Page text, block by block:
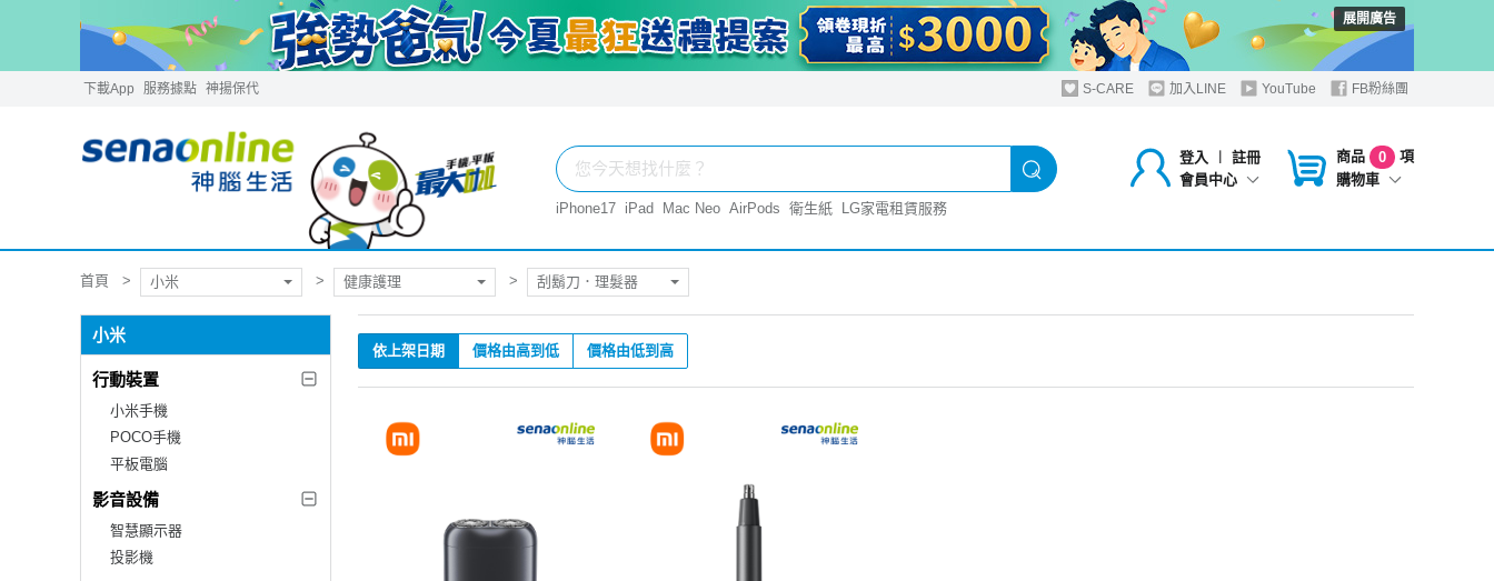
展開廣告
下載App 服務據點 神揚保代 S-CARE 加入LINE YouTube FB粉絲團
登入 ︱
註冊
會員中心
商品 0
項
購物車
iPhone17 iPad Mac Neo AirPods 衛生紙 LG家電租賃服務
首頁 小米 健康護理 刮鬍刀．理髮器
小米
行動裝置
小米手機
POCO手機
平板電腦
影音設備
智慧顯示器
投影機
依上架日期 價格由高到低 價格由低到高